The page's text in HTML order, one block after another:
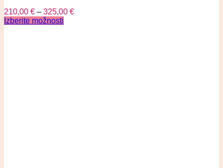
210,00 € – 325,00 €
Izberite možnosti